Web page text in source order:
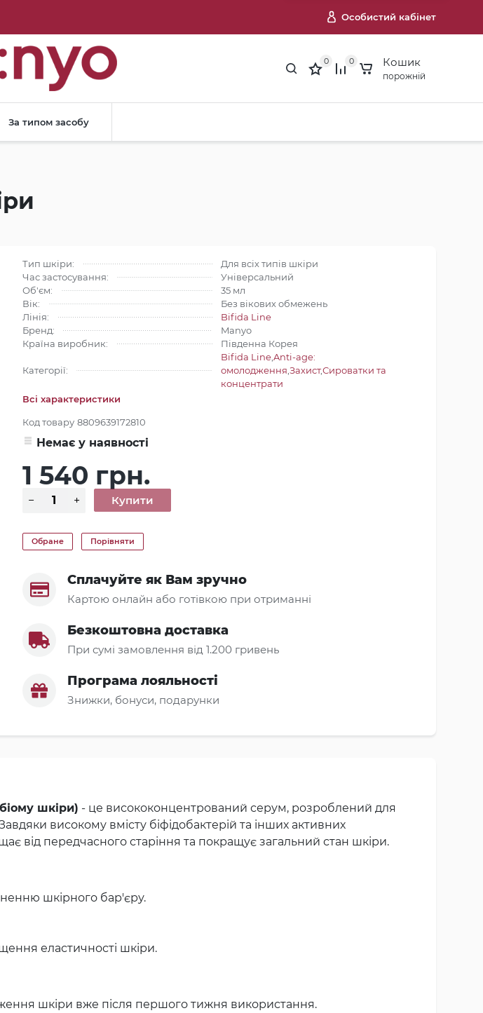
Особистий кабінет
0 0 Кошик
порожній
За типом засобу
Тип шкіри:
Для всіх типів шкіри
Час застосування:
Універсальний
Об'єм:
35 мл
Вік:
Без вікових обмежень
Лінія:
Bifida Line
Бренд:
Manyo
Країна виробник:
Південна Корея
Категорії:
Bifida LineAnti-age:
омолодження Захист,Сироватки та
концентрати
Всі характеристики
Код товару 8809639172810
Немає у наявності
1 540 грн.
Обране Порівняти
Сплачуйте як Вам зручно
Картою онлайн або готівкою при отриманні
Безкоштовна доставка
При сумі замовлення від 1.200 гривень
Програма лояльності
Знижки, бонуси, подарунки
шкіри) - це висококонцентрований серум, розроблений для
високому вмісту біфідобактерій та інших активних
від передчасного старіння та покращує загальний стан шкіри.
шкірного бар'єру.
еластичності шкіри.
шкіри вже після першого тижня використання.